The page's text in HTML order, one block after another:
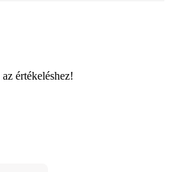
az értékeléshez!